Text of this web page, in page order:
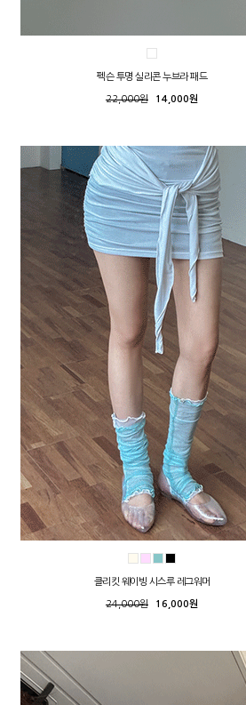
펙슨 투명 실리콘 누브라 패드
22,000원 14,000원
클리킷 웨이빙 시스루 레그워머
24,000원 16,000원